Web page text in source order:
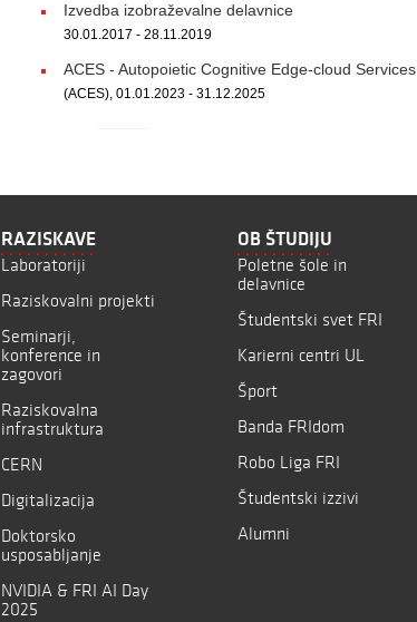
Izvedba izobraževalne delavnice
30.01.2017 - 28.11.2019
ACES - Autopoietic Cognitive Edge-cloud Services
(ACES), 01.01.2023 - 31.12.2025
RAZISKAVE
Laboratoriji
Raziskovalni projekti
Seminarji,
konference in
zagovori
Raziskovalna
infrastruktura
CERN
Digitalizacija
Doktorsko
usposabljanje
NVIDIA & FRI AI Day
2025
OB ŠTUDIJU
Poletne šole in
delavnice
Študentski svet FRI
Karierni centri UL
Šport
Banda FRIdom
Robo Liga FRI
Študentski izzivi
Alumni